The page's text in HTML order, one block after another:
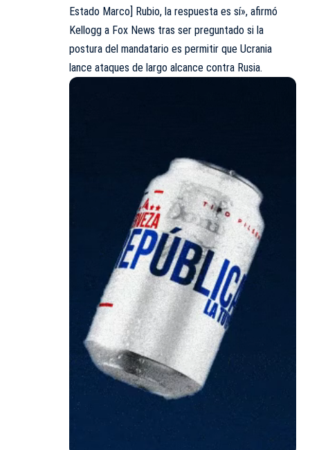
Estado Marco] Rubio, la respuesta es sí», afirmó
Kellogg a Fox News tras ser preguntado si la
postura del mandatario es permitir que Ucrania
lance ataques de largo alcance contra Rusia.